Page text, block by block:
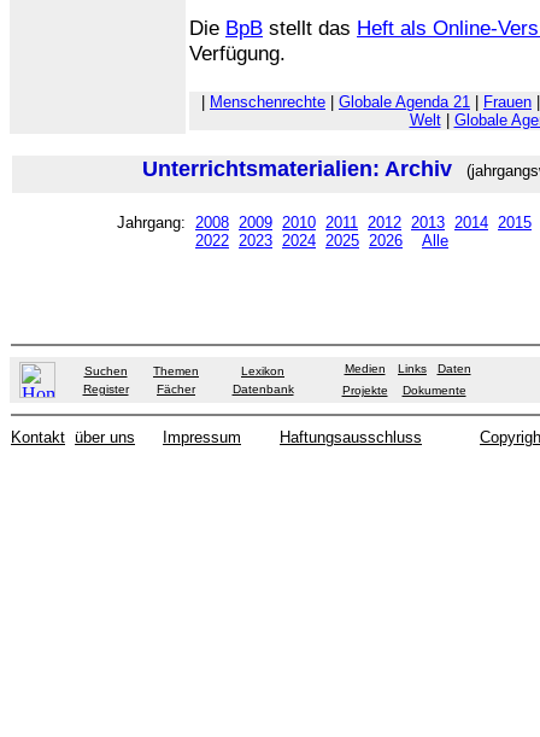
Die BpB stellt das Heft als Online-
Verfügung.
Menschenrechte Globale Agenda 21 Frauen
Welt| Globale
Unterrichtsmaterialien: Archiv
Jahrgang: 2008 2009 2010 2011 2012 2013 2014 2015
2022 2023 2024 2025 2026 Alle
Suchen Themen
Lexikon
Register
Fächer Datenbank
Medien Links
Daten
Projekte
Dokumente
Kontakt über uns Impressum Haftungsausschluss